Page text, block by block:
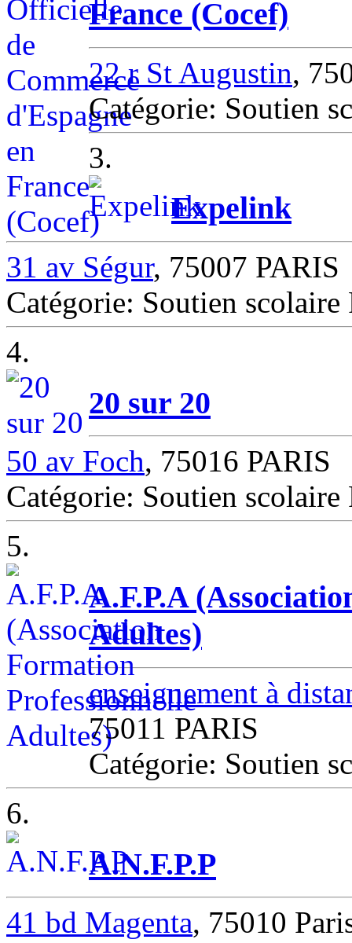
France (Cocef)
22 r St Augustin,
Catégorie: Soutien
3.
Expelink
31 av Ségur, 75007 PARIS
Catégorie: Soutien scolaire
4.
20 sur 20
50 av Foch, 75016 PARIS
Catégorie: Soutien scolaire
5.
A.F.P.A
Adultes)
enseignement à
75011 PARIS
Catégorie: Soutien
6.
A.N.F.P.P
41 bd Magenta, 75010